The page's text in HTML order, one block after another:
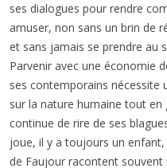
ses dialogues pour rendre
amuser, non sans un brin de
et sans jamais se prendre au
Parvenir avec une économie
ses contemporains nécessite
sur la nature humaine tout en
continue de rire de ses
joue, il y a toujours un
de Faujour racontent souvent